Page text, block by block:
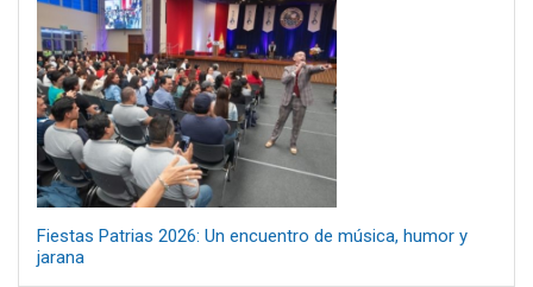
Fiestas Patrias 2026: Un encuentro de música, humor y
jarana